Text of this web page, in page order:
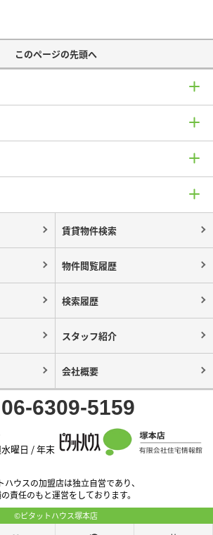
このページの先頭へ
賃貸物件検索
物件閲覧履歴
検索履歴
スタッフ紹介
会社概要
06-6309-5159
曜日 / 年末
ハウスの加盟店は独立自営であり、
責任のもと運営をしております。
©ピタットハウス塚本店